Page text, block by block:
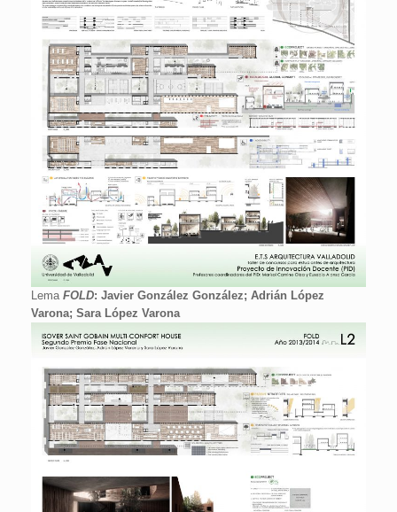
Lema FOLD: Javier González González; Adrián López
Varona; Sara López Varona